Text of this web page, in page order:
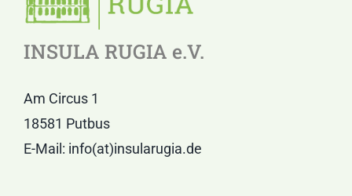
INSULA RUGIA e.V.
Am Circus 1
18581 Putbus
E-Mail: info(at)insularugia.de